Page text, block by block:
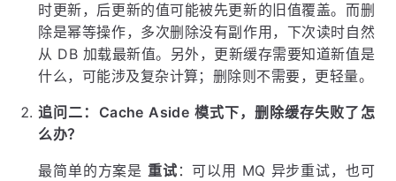
时更新，后更新的值可能被先更新的旧值覆盖。而删
除是幂等操作，多次删除没有副作用，下次读时自然
从 DB 加载最新值。另外，更新缓存需要知道新值是
什么，可能涉及复杂计算；删除则不需要，更轻量。
追问二：Cache Aside 模式下，删除缓存失败了怎
么办？
最简单的方案是 重试 ：可以用 MQ 异步重试，也可